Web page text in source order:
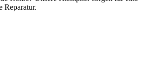
Reparatur.